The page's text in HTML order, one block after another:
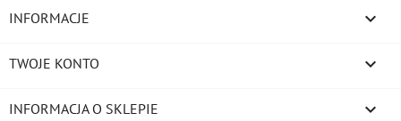
INFORMACJE 
TWOJE KONTO 
INFORMACJA O SKLEPIE keyboard_arrow_down